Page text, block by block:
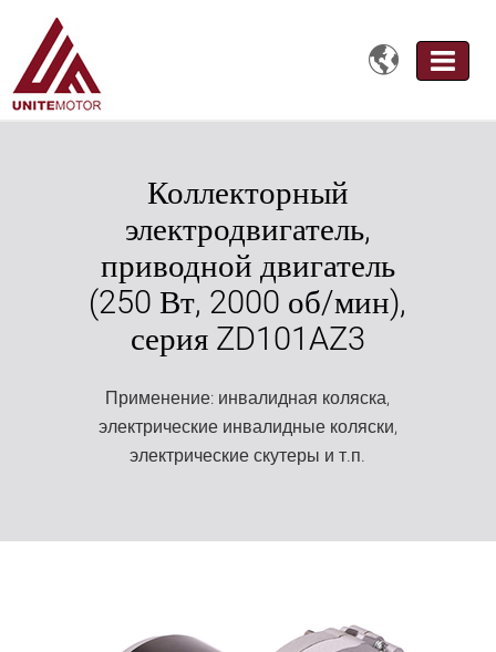

Коллекторный
электродвигатель,
приводной двигатель
(250 Вт, 2000 об/мин),
серия ZD101AZ3
Применение: инвалидная коляска,
электрические инвалидные коляски,
электрические скутеры и т.п.